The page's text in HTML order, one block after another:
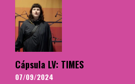
Cápsula LV: TIMES
07/09/2024